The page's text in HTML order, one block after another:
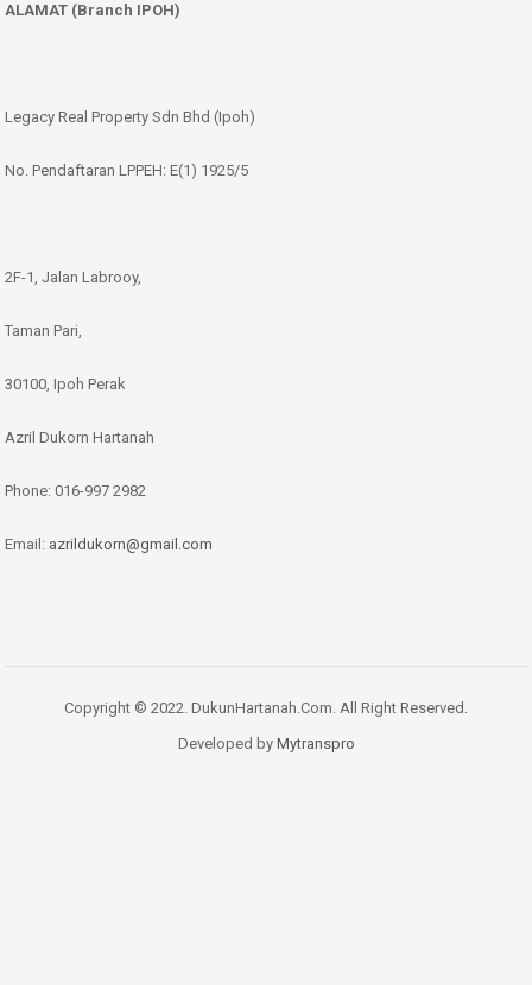
ALAMAT (Branch IPOH)
Legacy Real Property Sdn Bhd (Ipoh)
No. Pendaftaran LPPEH: E(1) 1925/5
2F-1, Jalan Labrooy,
Taman Pari,
30100, Ipoh Perak
Azril Dukorn Hartanah
Phone: 016-997 2982
Email: azrildukorn@gmail.com
Copyright © 2022. DukunHartanah.Com. All Right Reserved.
Developed by Mytranspro